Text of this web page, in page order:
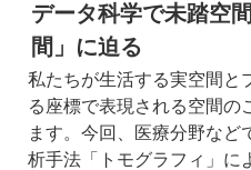
データ科学で未踏空
間」に迫る
私たちが生活する実空間と
る座標で表現される空間の
ます。今回、医療分野など
析手法「トモグラフィ」に